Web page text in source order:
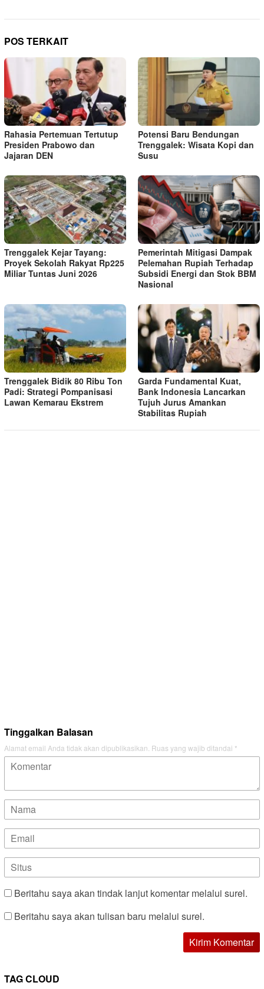
POS TERKAIT
Rahasia Pertemuan Tertutup
Presiden Prabowo dan
Jajaran DEN
Potensi Baru Bendungan
Trenggalek: Wisata Kopi dan
Susu
Trenggalek Kejar Tayang:
Proyek Sekolah Rakyat Rp225
Miliar Tuntas Juni 2026
Pemerintah Mitigasi Dampak
Pelemahan Rupiah Terhadap
Subsidi Energi dan Stok BBM
Nasional
Trenggalek Bidik 80 Ribu Ton
Padi: Strategi Pompanisasi
Lawan Kemarau Ekstrem
Garda Fundamental Kuat,
Bank Indonesia Lancarkan
Tujuh Jurus Amankan
Stabilitas Rupiah
Tinggalkan Balasan
Alamat email Anda tidak akan dipublikasikan. Ruas yang wajib ditandai *
Beritahu saya akan tindak lanjut komentar melalui surel.
Beritahu saya akan tulisan baru melalui surel.
TAG CLOUD